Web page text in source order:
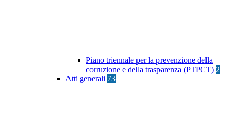
Piano triennale per la prevenzione della
corruzione e della trasparenza (PTPCT) 2
Atti generali 73